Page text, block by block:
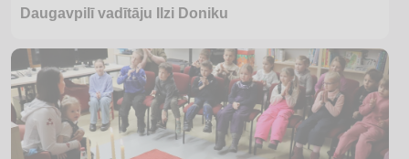
Daugavpilī vadītāju Ilzi Doniku